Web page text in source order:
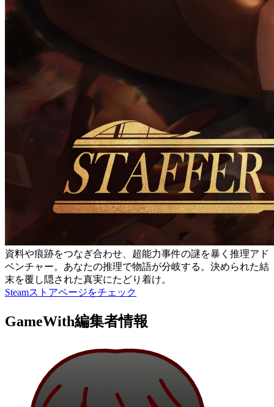
資料や痕跡をつなぎ合わせ、超能力事件の謎を暴く推理アド
ベンチャー。あなたの推理で物語が分岐する。決められた結
末を覆し隠された真実にたどり着け。
Steamストアページをチェック
GameWith編集者情報